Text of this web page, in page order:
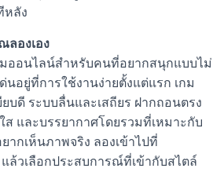
หลัง
ลองเอง
มออนไลน์สำหรับคนที่อยากสนุกแบบไม่
นอยู่ที่การใช้งานง่ายตั้งแต่แรก เกม
บดี ระบบลื่นและเสถียร ฝากถอนตรง
ส และบรรยากาศโดยรวมที่เหมาะกับ
ากเห็นภาพจริง ลองเข้าไปที่
ล้วเลือกประสบการณ์ที่เข้ากับสไตล์